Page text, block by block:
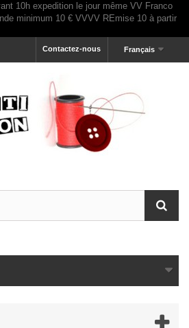
Français
Contactez-nous